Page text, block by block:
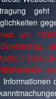
um
1 die